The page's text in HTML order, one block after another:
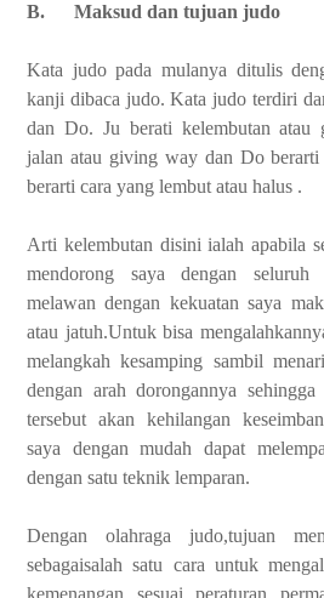
B. Maksud dan tujuan judo
Kata judo pada mulanya ditulis
kanji dibaca judo. Kata judo terdiri
dan Do. Ju berati kelembutan atau
jalan atau giving way dan Do berarti
berarti cara yang lembut atau halus .
Arti kelembutan disini ialah apabila
mendorong saya dengan seluruh
melawan dengan kekuatan saya
atau jatuh.Untuk bisa
melangkah kesamping sambil
dengan arah dorongannya
tersebut akan kehilangan
saya dengan mudah dapat
dengan satu teknik lemparan.
Dengan olahraga judo,tujuan
sebagaisalah satu cara untuk
kemenangan sesuai peraturan